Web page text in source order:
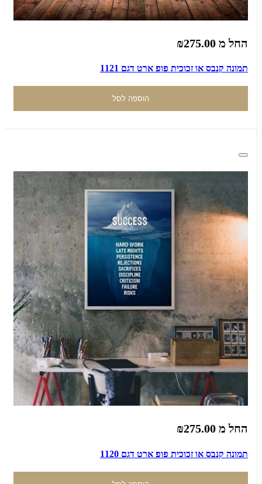
החל מ ₪275.00
תמונה קנבס או זכוכית פופ ארט דגם 1121
הוספה לסל
החל מ ₪275.00
תמונה קנבס או זכוכית פופ ארט דגם 1120